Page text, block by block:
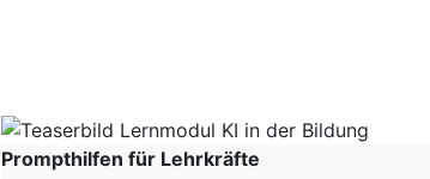
Prompthilfen für Lehrkräfte